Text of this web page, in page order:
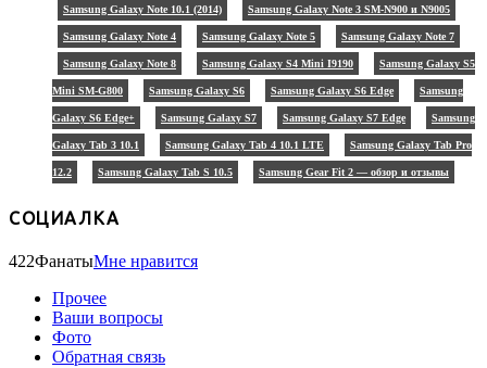
Samsung Galaxy Note 10.1 (2014) Samsung Galaxy Note 3 SM-N900 и N9005
Samsung Galaxy Note 4 Samsung Galaxy Note 5 Samsung Galaxy Note 7
Samsung Galaxy Note 8 Samsung Galaxy S4 Mini I9190 Samsung Galaxy S5
Mini SM-G800 Samsung Galaxy S6 Samsung Galaxy S6 Edge Samsung
Galaxy S6 Edge+ Samsung Galaxy S7 Samsung Galaxy S7 Edge Samsung
Galaxy Tab 3 10.1 Samsung Galaxy Tab 4 10.1 LTE Samsung Galaxy Tab Pro
12.2 Samsung Galaxy Tab S 10.5 Samsung Gear Fit 2 — обзор и отзывы
СОЦИАЛКА
422ФанатыМне нравится
Прочее
Ваши вопросы
Фото
Обратная связь